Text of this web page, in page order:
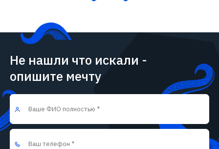
Не нашли что искали -
опишите мечту